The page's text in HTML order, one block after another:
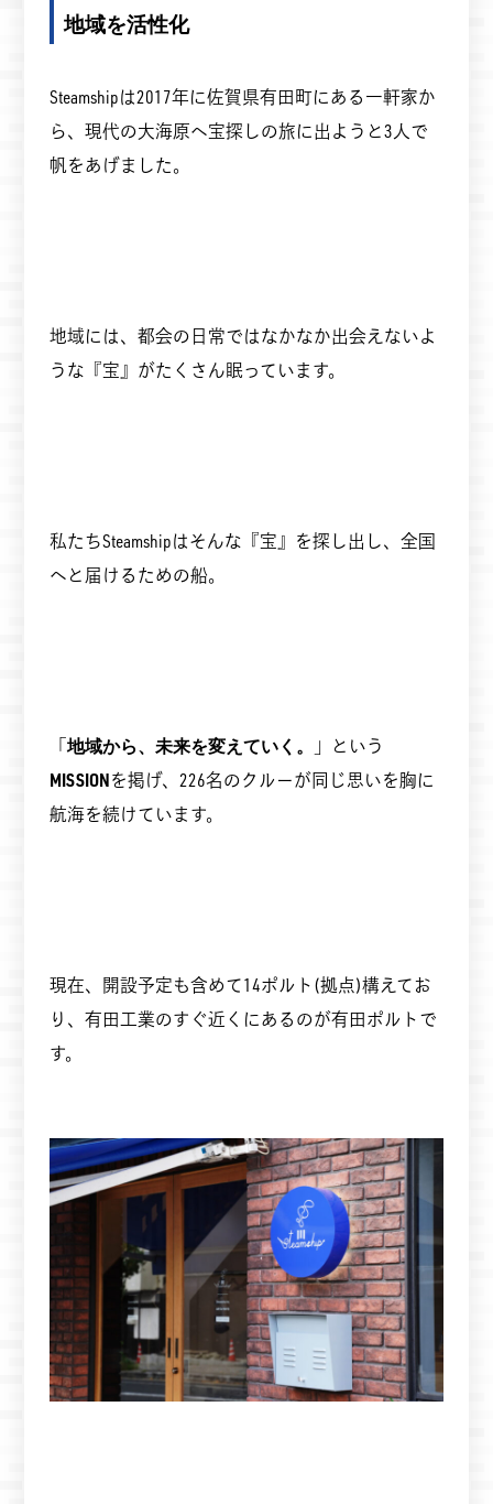
地域を活性化
Steamshipは2017年に佐賀県有田町にある一軒家か
ら、現代の大海原へ宝探しの旅に出ようと3人で
帆をあげました。
地域には、都会の日常ではなかなか出会えないよ
うな『宝』がたくさん眠っています。
私たちSteamshipはそんな『宝』を探し出し、全国
へと届けるための船。
「地域から、未来を変えていく。
」という
MISSIONを掲げ、226名のクルーが同じ思いを胸に
航海を続けています。
現在、開設予定も含めて14ポルト(拠点)構えてお
り、有田工業のすぐ近くにあるのが有田ポルトで
す。